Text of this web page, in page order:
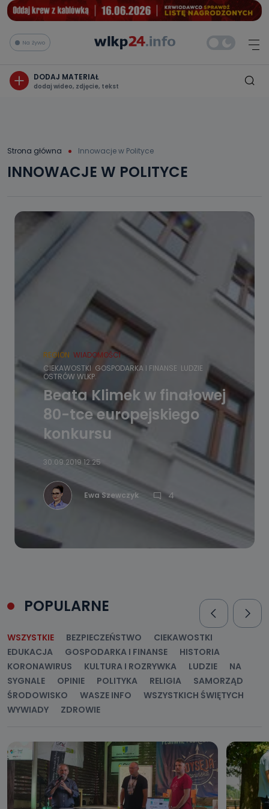
Na żywo
DODAJ MATERIAŁ
dodaj wideo, zdjęcie, tekst
Strona główna Innowacje w Polityce
INNOWACJE W POLITYCE
REGION WIADOMOŚCI
CIEKAWOSTKI GOSPODARKA I FINANSE LUDZIE
OSTRÓW WLKP.
Beata Klimek w finałowej
80-tce europejskiego
konkursu
30.09.2019 12:25
Ewa Szewczyk 4
POPULARNE
WSZYSTKIE BEZPIECZEŃSTWO
CIEKAWOSTKI
EDUKACJA
GOSPODARKA I FINANSE
HISTORIA
KORONAWIRUS
KULTURA I ROZRYWKA LUDZIE
NA
SYGNALE
OPINIE POLITYKA RELIGIA
SAMORZĄD
ŚRODOWISKO
WASZE INFO
WSZYSTKICH ŚWIĘTYCH
WYWIADY
ZDROWIE